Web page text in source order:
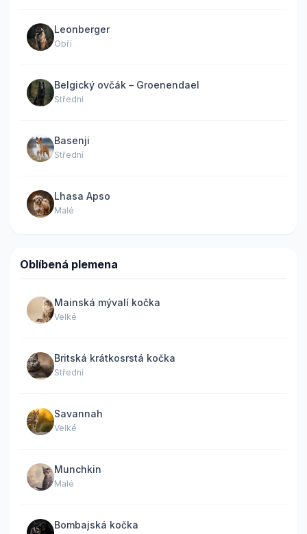
Leonberger
Obří
Belgický ovčák – Groenendael
Střední
Basenji
Střední
Lhasa Apso
Malé
Oblíbená plemena
Mainská mývalí kočka
Velké
Britská krátkosrstá kočka
Střední
Savannah
Velké
Munchkin
Malé
Bombajská kočka